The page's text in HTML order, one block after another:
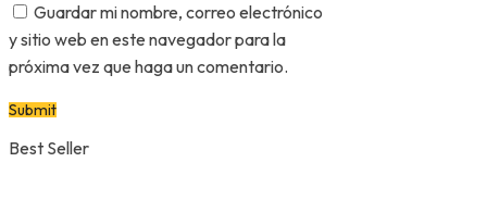
Guardar mi nombre, correo electrónico
y sitio web en este navegador para la
próxima vez que haga un comentario.
Best Seller